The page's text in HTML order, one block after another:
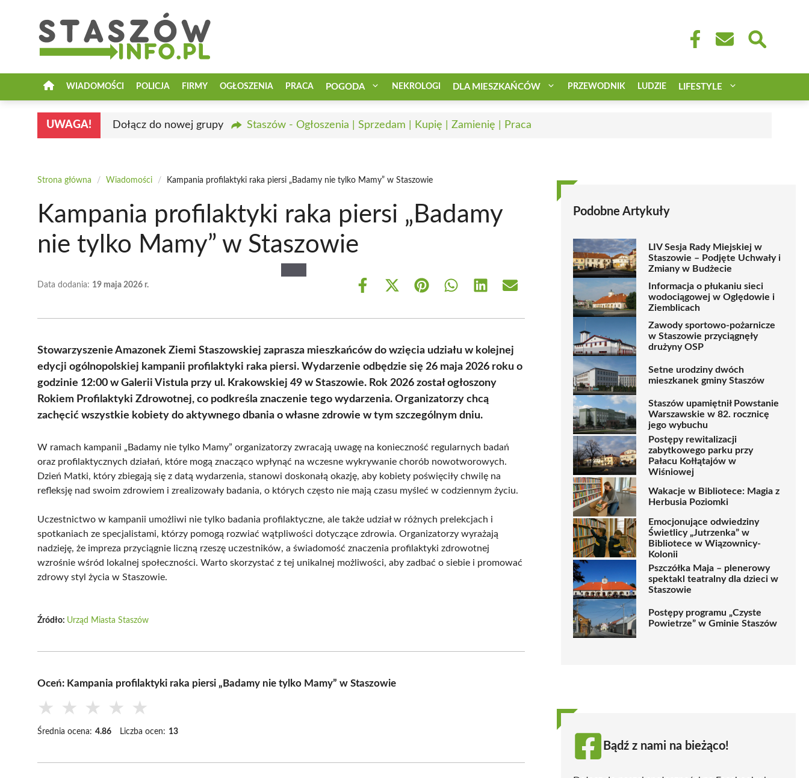
WIADOMOŚCI POLICJA FIRMY OGŁOSZENIA PRACA POGODA NEKROLOGI DLA MIESZKAŃCÓW PRZEWODNIK LUDZIE LIFESTYLE
UWAGA! Dołącz do nowej grupy Staszów - Ogłoszenia | Sprzedam | Kupię | Zamienię | Praca
Strona główna / Wiadomości / Kampania profilaktyki raka piersi „Badamy nie tylko Mamy” w Staszowie
Kampania profilaktyki raka piersi „Badamy
nie tylko Mamy” w Staszowie
Data dodania: 19 maja 2026 r.
Share
Share
(Twitter)
Share Share Share Share
Stowarzyszenie Amazonek Ziemi Staszowskiej zaprasza mieszkańców do wzięcia udziału w kolejnej
edycji ogólnopolskiej kampanii profilaktyki raka piersi. Wydarzenie odbędzie się 26 maja 2026 roku o
godzinie 12:00 w Galerii Vistula przy ul. Krakowskiej 49 w Staszowie. Rok 2026 został ogłoszony
Rokiem Profilaktyki Zdrowotnej, co podkreśla znaczenie tego wydarzenia. Organizatorzy chcą
zachęcić wszystkie kobiety do aktywnego dbania o własne zdrowie w tym szczególnym dniu.
W ramach kampanii „Badamy nie tylko Mamy” organizatorzy zwracają uwagę na konieczność regularnych badań
oraz profilaktycznych działań, które mogą znacząco wpłynąć na wczesne wykrywanie chorób nowotworowych.
Dzień Matki, który zbiegają się z datą wydarzenia, stanowi doskonałą okazję, aby kobiety poświęciły chwilę na
refleksję nad swoim zdrowiem i zrealizowały badania, o których często nie mają czasu myśleć w codziennym życiu.
Uczestnictwo w kampanii umożliwi nie tylko badania profilaktyczne, ale także udział w różnych prelekcjach i
spotkaniach ze specjalistami, którzy pomogą rozwiać wątpliwości dotyczące zdrowia. Organizatorzy wyrażają
nadzieję, że impreza przyciągnie liczną rzeszę uczestników, a świadomość znaczenia profilaktyki zdrowotnej
wzrośnie wśród lokalnej społeczności. Warto skorzystać z tej unikalnej możliwości, aby zadbać o siebie i promować
zdrowy styl życia w Staszowie.
Źródło: Urząd Miasta Staszów
Oceń: Kampania profilaktyki raka piersi „Badamy nie tylko Mamy” w Staszowie
★ ★ ★ ★ ★
Średnia ocena: 4.86 Liczba ocen: 13
Podobne Artykuły
LIV Sesja Rady Miejskiej w
Staszowie – Podjęte Uchwały i
Zmiany w Budżecie
Informacja o płukaniu sieci
wodociągowej w Oględowie i
Ziemblicach
Zawody sportowo-pożarnicze
w Staszowie przyciągnęły
drużyny OSP
Setne urodziny dwóch
mieszkanek gminy Staszów
Staszów upamiętnił Powstanie
Warszawskie w 82. rocznicę
jego wybuchu
Postępy rewitalizacji
zabytkowego parku przy
Pałacu Kołłątajów w
Wiśniowej
Wakacje w Bibliotece: Magia z
Herbusia Poziomki
Emocjonujące odwiedziny
Świetlicy „Jutrzenka” w
Bibliotece w Wiązownicy-
Kolonii
Pszczółka Maja – plenerowy
spektakl teatralny dla dzieci w
Staszowie
Postępy programu „Czyste
Powietrze” w Gminie Staszów
Bądź z nami na bieżąco!